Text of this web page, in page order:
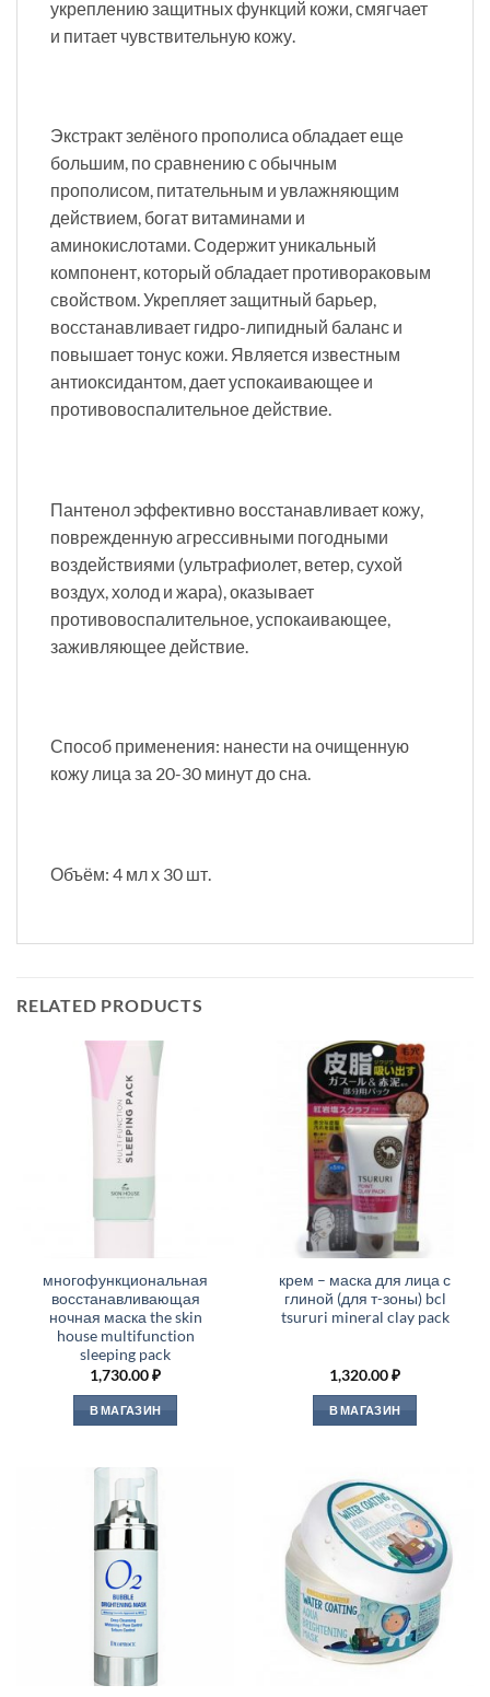
укреплению защитных функций кожи, смягчает
и питает чувствительную кожу.
Экстракт зелёного прополиса обладает еще
большим, по сравнению с обычным
прополисом, питательным и увлажняющим
действием, богат витаминами и
аминокислотами. Содержит уникальный
компонент, который обладает противораковым
свойством. Укрепляет защитный барьер,
восстанавливает гидро-липидный баланс и
повышает тонус кожи. Является известным
антиоксидантом, дает успокаивающее и
противовоспалительное действие.
Пантенол эффективно восстанавливает кожу,
поврежденную агрессивными погодными
воздействиями (ультрафиолет, ветер, сухой
воздух, холод и жара), оказывает
противовоспалительное, успокаивающее,
заживляющее действие.
Способ применения: нанести на очищенную
кожу лица за 20-30 минут до сна.
Объём: 4 мл х 30 шт.
RELATED PRODUCTS
многофункциональная
восстанавливающая
ночная маска the skin
house multifunction
sleeping pack
1,730.00₽
В МАГАЗИН
крем – маска для лица с
глиной (для т-зоны) bcl
tsururi mineral clay pack
1,320.00₽
В МАГАЗИН